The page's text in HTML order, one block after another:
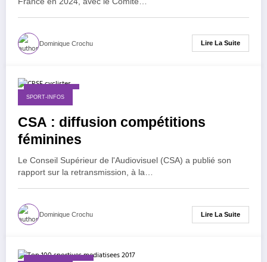
Dominique Crochu Lire La Suite
1 février 2018
SPORT-INFOS
CSA : diffusion compétitions
féminines
Le Conseil Supérieur de l'Audiovisuel (CSA) a publié son
rapport sur la retransmission, à la…
Dominique Crochu Lire La Suite